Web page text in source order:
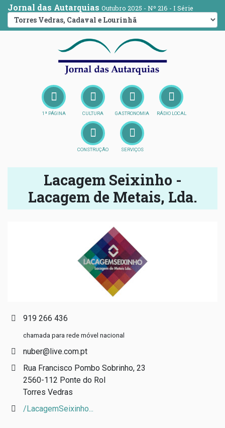
Jornal das Autarquias Outubro 2025 - Nº 216 - I Série
1ª PÁGINA CULTURA GASTRONOMIA RÁDIO LOCAL
CONSTRUÇÃO SERVIÇOS
Lacagem Seixinho -
Lacagem de Metais, Lda.
919 266 436
chamada para rede móvel nacional
nuber@live.com.pt
Rua Francisco Pombo Sobrinho, 23
2560-112 Ponte do Rol
Torres Vedras
/LacagemSeixinho...